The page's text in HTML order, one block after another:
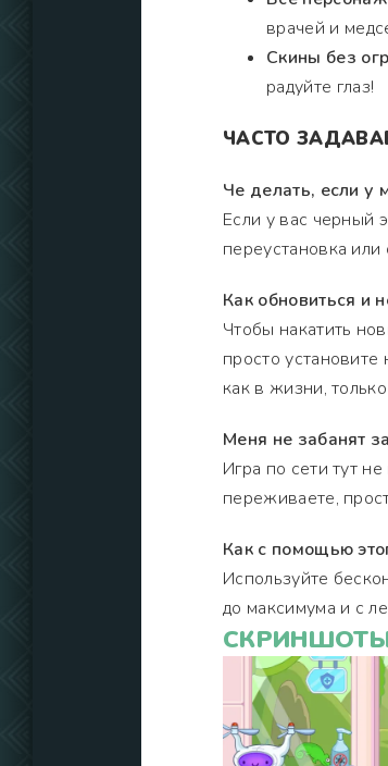
врачей и
Скины без
радуйте глаз!
ЧАСТО
Че делать, если у
Если у вас черный
переустановка
Как обновиться и
Чтобы накатить
просто
как в жизни,
Меня не забанят
Игра по сети тут
переживаете,
Как с помощью
Используйте
до максимума и с